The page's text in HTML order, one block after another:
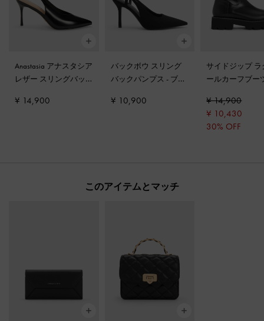
Anastasia アナスタシア
レザー スリングバッ
ボックス
¥ 14,900
バックボウ スリング
バックパンプス - ブラ
¥ 10,900
サイドジップ ラ
ールカーフブー
¥ 14,900
¥ 10,430
30% OFF
このアイテムとマッチ